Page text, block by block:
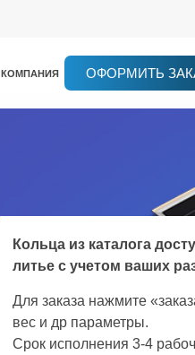
КОМПАНИЯ ОФОРМИТЬ
Кольца из каталога
литье с учетом ваших
Для заказа нажмите
вес и др параметры.
Срок исполнения 3-4